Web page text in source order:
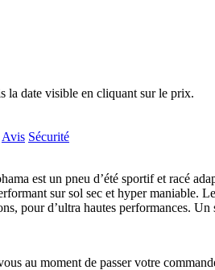
la date visible en cliquant sur le prix.
Avis Sécurité
est un pneu d’été sportif et racé
sur sol sec et hyper maniable.
pour d’ultra hautes performances. Un
au moment de passer votre